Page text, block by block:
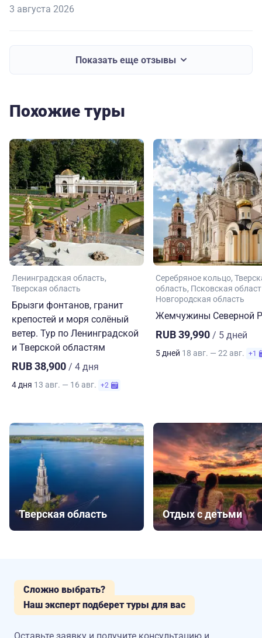
3 августа 2026
Показать еще отзывы
Похожие туры
Ленинградская область
Тверская область
Брызги фонтанов, гранит
крепостей и моря солёный
ветер. Тур по Ленинградской
и Тверской областям
RUB 38,900 / 4 дня
4 дня 13 авг. — 16 авг. +2
Серебряное кольцо
область Псковская
Новгородская область
Жемчужины Северной
RUB 39,990 / 5 дней
5 дней 18 авг. — 22 авг. +1
Тверская область Отдых с детьми
Сложно выбрать?
Наш эксперт подберет туры для вас